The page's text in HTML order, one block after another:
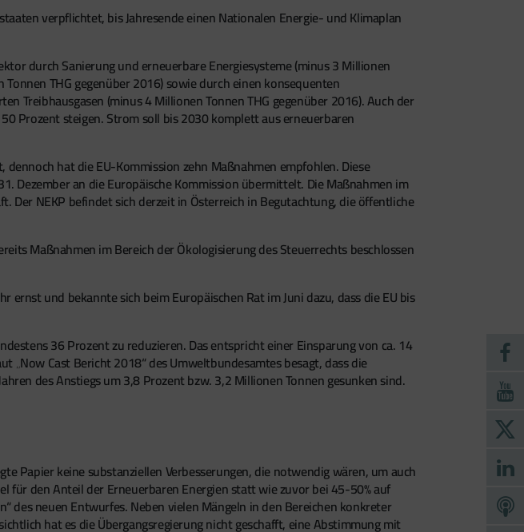
verpflichtet, bis Jahresende einen Nationalen Energie- und Klimaplan
durch Sanierung und erneuerbare Energiesysteme (minus 3 Millionen
THG gegenüber 2016) sowie durch einen konsequenten
Treibhausgasen (minus 4 Millionen Tonnen THG gegenüber 2016). Auch der
Prozent steigen. Strom soll bis 2030 komplett aus erneuerbaren
hat die EU-Kommission zehn Maßnahmen empfohlen. Diese
Dezember an die Europäische Kommission übermittelt. Die Maßnahmen im
Der NEKP befindet sich derzeit in Österreich in Begutachtung, die öffentliche
Maßnahmen im Bereich der Ökologisierung des Steuerrechts beschlossen
und bekannte sich beim Europäischen Rat im Juni dazu, dass die EU bis
36 Prozent zu reduzieren. Das entspricht einer Einsparung von ca. 14
Cast Bericht 2018“ des Umweltbundesamtes besagt, dass die
des Anstiegs um 3,8 Prozent bzw. 3,2 Millionen Tonnen gesunken sind.
Papier keine substanziellen Verbesserungen, die notwendig wären, um auch
für den Anteil der Erneuerbaren Energien statt wie zuvor bei 45-50% auf
des neuen Entwurfes. Neben vielen Mängeln in den Bereichen konkreter
hat es die Übergangsregierung nicht geschafft, eine Abstimmung mit